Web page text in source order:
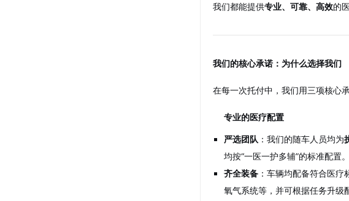
我们都能提供专业、可靠、高效的
我们的核心承诺：为什么选择我们
在每一次托付中，我们用三项核心
专业的医疗配置
严选团队 ：我们的随车人员均为
均按“一医一护多辅”的标准配置。
齐全装备 ：车辆均配备符合医疗
氧气系统等，并可根据任务升级